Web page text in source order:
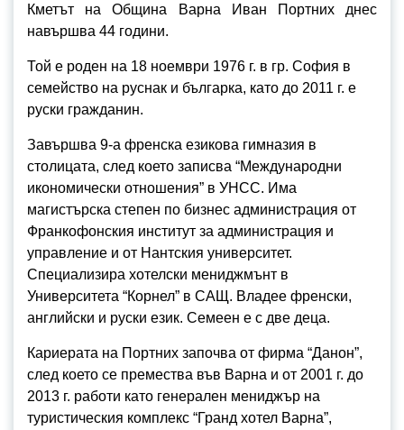
Кметът на Община Варна Иван Портних днес
навършва 44 години.
Той е роден на 18 ноември 1976 г. в гр. София в
семейство на руснак и българка, като до 2011 г. е
руски гражданин.
Завършва 9-а френска езикова гимназия в
столицата, след което записва “Международни
икономически отношения” в УНСС. Има
магистърска степен по бизнес администрация от
Франкофонския институт за администрация и
управление и от Нантския университет.
Специализира хотелски мениджмънт в
Университета “Корнел” в САЩ. Владее френски,
английски и руски език. Семеен е с две деца.
Кариерата на Портних започва от фирма “Данон”,
след което се премества във Варна и от 2001 г. до
2013 г. работи като генерален мениджър на
туристическия комплекс “Гранд хотел Варна”,